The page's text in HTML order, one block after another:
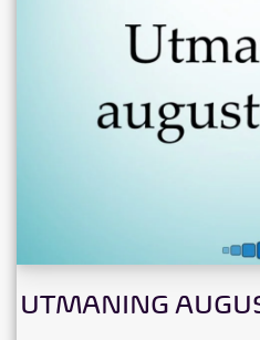
UTMANING